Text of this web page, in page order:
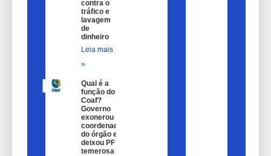
contra o
tráfico e
lavagem
de
dinheiro
Leia mais
»
Qual é a
função do
Coaf?
Governo
exonerou
coordenador
do órgão e
deixou PF
temerosa